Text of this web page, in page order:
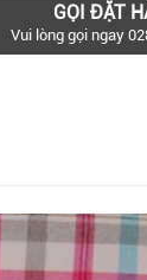
GỌI ĐẶT
Vui lòng gọi ngay